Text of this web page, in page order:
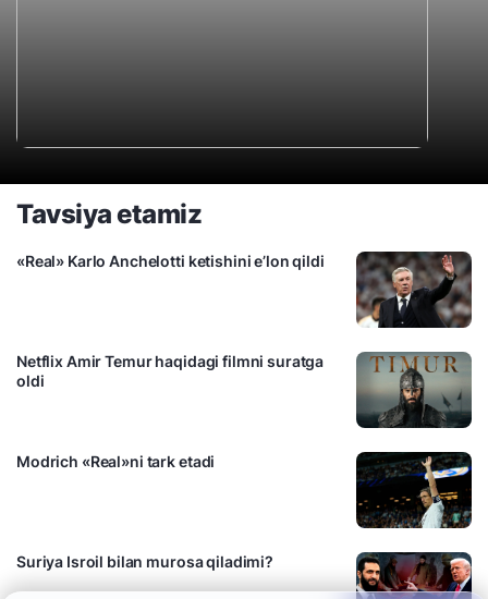
Tavsiya etamiz
«Real» Karlo Anchelotti ketishini e’lon qildi
Netflix Amir Temur haqidagi filmni suratga
oldi
Modrich «Real»ni tark etadi
Suriya Isroil bilan murosa qiladimi?